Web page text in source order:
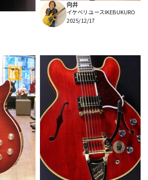
向井
イケベリユースIKEBUKURO
2025/12/17